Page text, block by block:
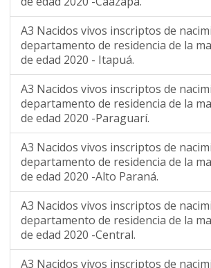
A3 Nacidos vivos inscriptos de
departamento de residencia de la
de edad 2020 - Itapuá.
A3 Nacidos vivos inscriptos de
departamento de residencia de la
de edad 2020 -Paraguarí.
A3 Nacidos vivos inscriptos de
departamento de residencia de la
de edad 2020 -Alto Paraná.
A3 Nacidos vivos inscriptos de
departamento de residencia de la
de edad 2020 -Central.
A3 Nacidos vivos inscriptos de